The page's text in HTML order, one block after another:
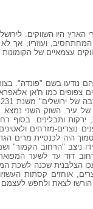
היו השווקים.
המחתחסיב, ועוזריו;
עצמאיים של
נודעו בשם
צפופים כמו ח'אן
של עיר. השוק השני
ירקות ותבלינים. בסוף
נוצרים-מזרחים
היה לכנסיית מרים
ניצב "הרחוב הקמור"
דוד עד לשער המפואר
הצלבנית שכנה לשכת
אוחזים קסתות
לצאת ולחפש לעצמם